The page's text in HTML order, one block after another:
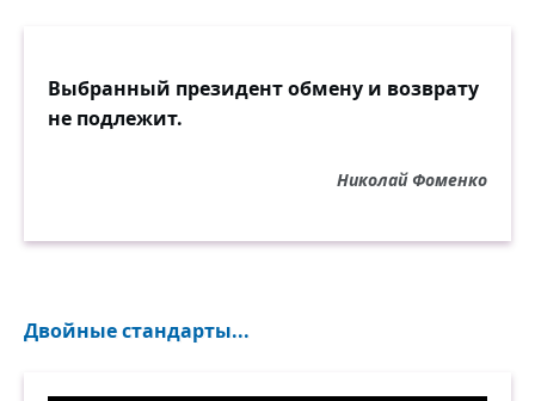
Выбранный президент обмену и возврату
не подлежит.
Николай Фоменко
Двойные стандарты...